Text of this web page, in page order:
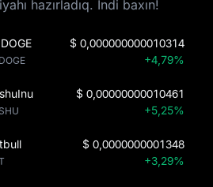
hazırladıq. İndi baxın!
$ 0,000000000010314
+4,79%
$ 0,00000000010461
+5,25%
$ 0,0000000001348
+3,29%